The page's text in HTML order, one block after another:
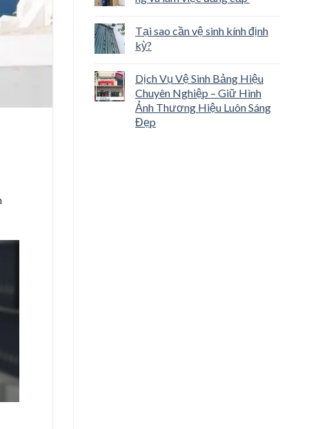
Tại sao cần vệ sinh kính định
kỳ?
Dịch Vụ Vệ Sinh Bảng Hiệu
Chuyên Nghiệp – Giữ Hình
Ảnh Thương Hiệu Luôn Sáng
Đẹp